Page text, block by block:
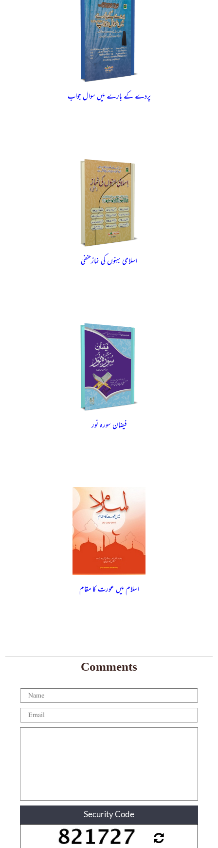
پردے کے بارے میں سوال جواب
اسلامی بہنوں کی نمازحنفی
فیضان سورہ نور
اسلام میں عورت کا مقام
Comments
Security Code